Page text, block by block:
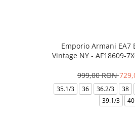
Emporio Armani EA7
Vintage NY - AF18609-
999,00 RON
35.1/3 36 36.2/3 38
39.1/3
40